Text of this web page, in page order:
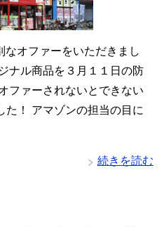
なオファーをいただきまし
ナル商品を３月１１日の防
ファーされないとできない
た！ アマゾンの担当の目に
続きを読む